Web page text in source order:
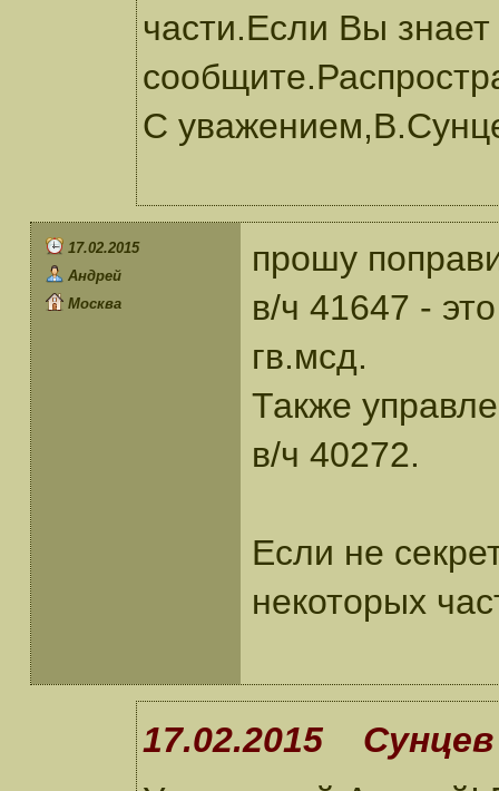
части.Если Вы
С
17.02.2015
Андрей
Москва
прошу
в/ч 41647 -
гв.мсд.
Также
в/ч 40272.
Если не
некоторых
17.02.2015